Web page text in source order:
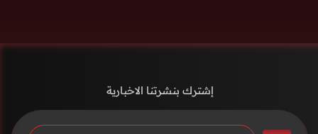
إشترك بنشرتنا الاخبارية